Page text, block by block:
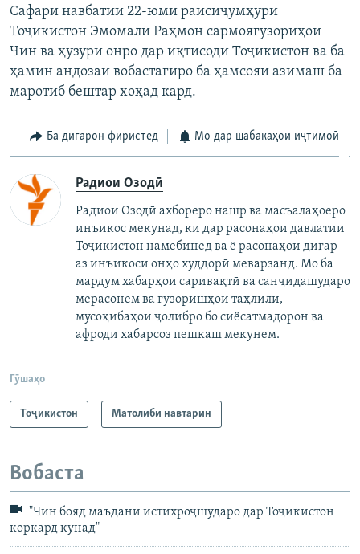
Сафари навбатии 22-юми раисиҷумҳури
Тоҷикистон Эмомалӣ Раҳмон сармоягузориҳои
Чин ва ҳузури онро дар иқтисоди Тоҷикистон ва ба
ҳамин андозаи вобастагиро ба ҳамсояи азимаш ба
маротиб бештар хоҳад кард.
Ба дигарон фиристед Мо дар шабакаҳои иҷтимоӣ
Радиои Озодӣ
Радиои Озодӣ ахбореро нашр ва масъалаҳоеро
инъикос мекунад, ки дар расонаҳои давлатии
Тоҷикистон намебинед ва ё расонаҳои дигар
аз инъикоси онҳо худдорӣ меварзанд. Мо ба
мардум хабарҳои саривақтӣ ва санҷидашударо
мерасонем ва гузоришҳои таҳлилӣ,
мусоҳибаҳои ҷолибро бо сиёсатмадорон ва
афроди хабарсоз пешкаш мекунем.
Гӯшаҳо
Тоҷикистон Матолиби навтарин
Вобаста
"Чин бояд маъдани истихроҷшударо дар Тоҷикистон
коркард кунад"